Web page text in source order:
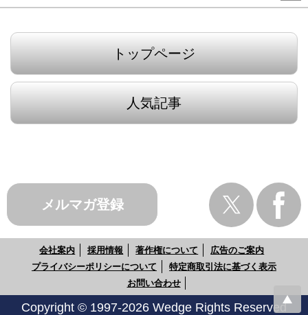
トップページ
人気記事
メルマガ登録
会社案内 採用情報 著作権について
広告のご案内
プライバシーポリシーについて
特定商取引法に基づく表示
お問い合わせ
Copyright © 1997-2026 Wedge Rights Reserved